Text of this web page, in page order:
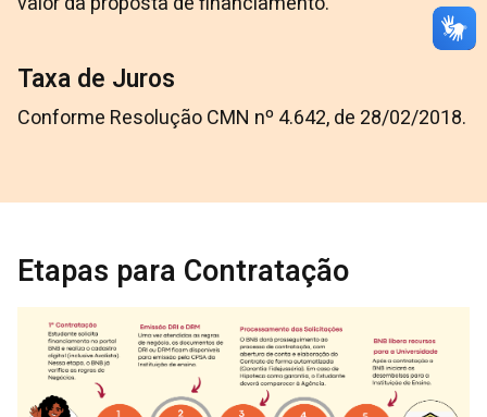
Taxa de Juros
Conforme Resolução CMN nº 4.642, de 28/02/2018.
Etapas para Contratação